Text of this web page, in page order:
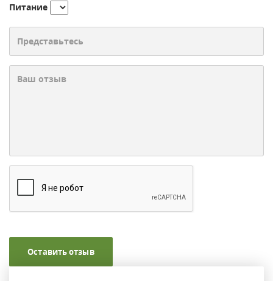
Питание
Оставить отзыв